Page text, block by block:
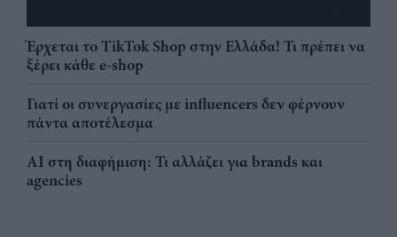
Έρχεται το TikTok Shop στην Ελλάδα! Τι πρέπει να
ξέρει κάθε e-shop
Γιατί οι συνεργασίες με influencers δεν φέρνουν
πάντα αποτέλεσμα
AI στη διαφήμιση: Τι αλλάζει για brands και
agencies